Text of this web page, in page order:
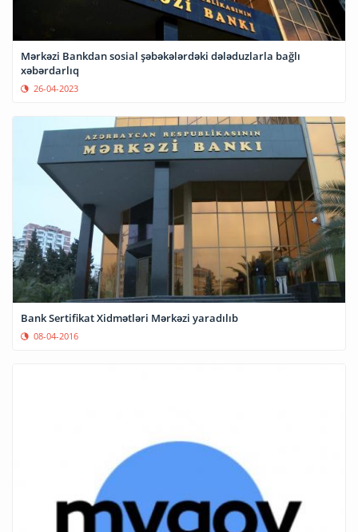
Mərkəzi Bankdan sosial şəbəkələrdəki dələduzlarla bağlı
xəbərdarlıq
26-04-2023
Bank Sertifikat Xidmətləri Mərkəzi yaradılıb
08-04-2016